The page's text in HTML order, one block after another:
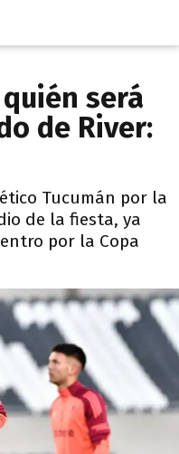
será
de River:
Tucumán por la
de la fiesta, ya
por la Copa